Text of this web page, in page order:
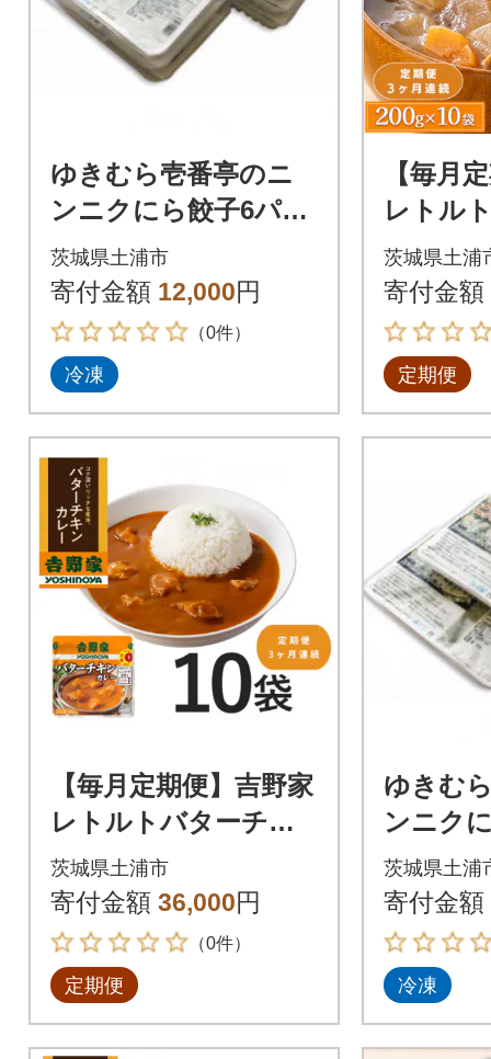
ゆきむら壱番亭のニ
ンニクにら餃子6パッ
ク(96個入り)
茨城県土浦市
寄付金額 12,000円
（0件）
冷凍
【毎月
レトル
家牛丼
全3回
茨城県土浦
寄付金額
定期便
【毎月定期便】吉野家
レトルトバターチキ
ンカレー ◇200g×10
個全3回
茨城県土浦市
寄付金額 36,000円
（0件）
定期便
ゆきむ
ンニク
ク(48個
茨城県土浦
寄付金額
冷凍